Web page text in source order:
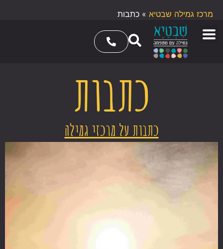
מרכז גמילה שבטיא » כתבות
כתבות
כתבות על מרכזי גמילה